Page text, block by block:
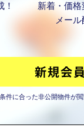
！
新着・価
メール
件に合った非公開物件が閲